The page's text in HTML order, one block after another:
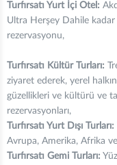
Turfırsatı Yurt İçi Otel:
Ultra Herşey Dahile
rezervasyonu,
Turfırsatı Kültür Turları:
ziyaret ederek, yerel
güzellikleri ve kültürü ve
rezervasyonları,
Turfırsatı Yurt Dışı Turları:
Avrupa, Amerika, Afrika
Turfırsatı Gemi Turları: